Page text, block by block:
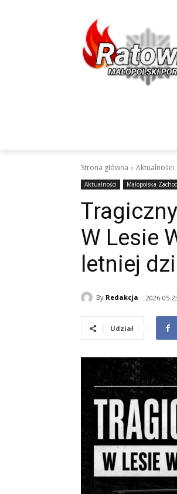
Strona główna Aktualności
Aktualności Małopolska
W Lesie
letniej
By Redakcja 2026-05-
Udział